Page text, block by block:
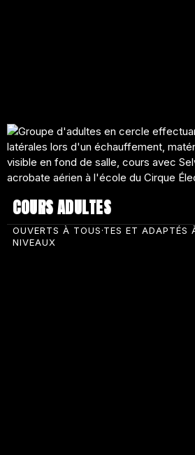
COURS ADULTES
OUVERTS À TOUS·TES ET ADAPTÉS
NIVEAUX